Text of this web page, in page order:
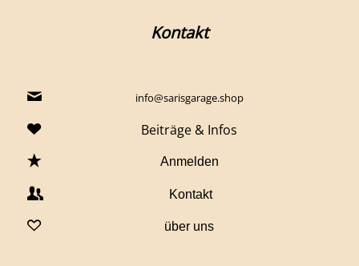
Kontakt
info@sarisgarage.shop
Beiträge & Infos
Anmelden
Kontakt
über uns